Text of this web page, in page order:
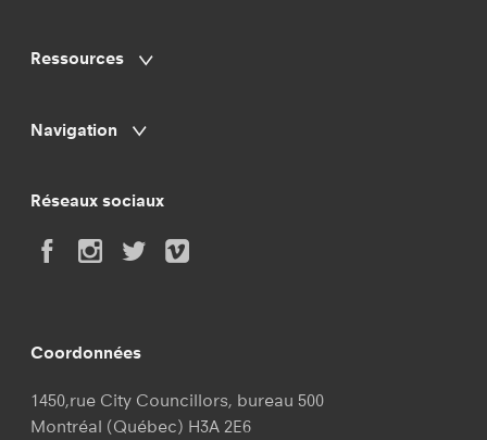
Ressources
Navigation
Réseaux sociaux
Coordonnées
1450,rue City Councillors, bureau 500
Montréal (Québec) H3A 2E6